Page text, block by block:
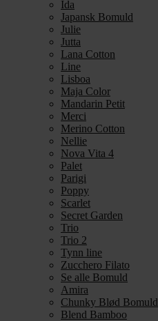
Ida
Japansk Bomuld
Julie
Jutta
Lana Cotton
Line
Lisboa
Maja Color
Mandarin Petit
Merci
Merino Cotton
Nellie
Nova Vita 4
Palet
Parigi
Poppy
Scarlet
Secret Garden
Trio
Trio 2
Tynn line
Zucchero Filato
Se alle Bomuld
Amira
Chunky Blød Bomuld
Blend Bamboo